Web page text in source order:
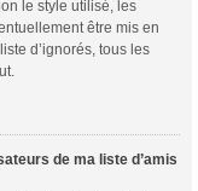
le style utilisé, les
être mis en
d’ignorés, tous les
de ma liste d’amis